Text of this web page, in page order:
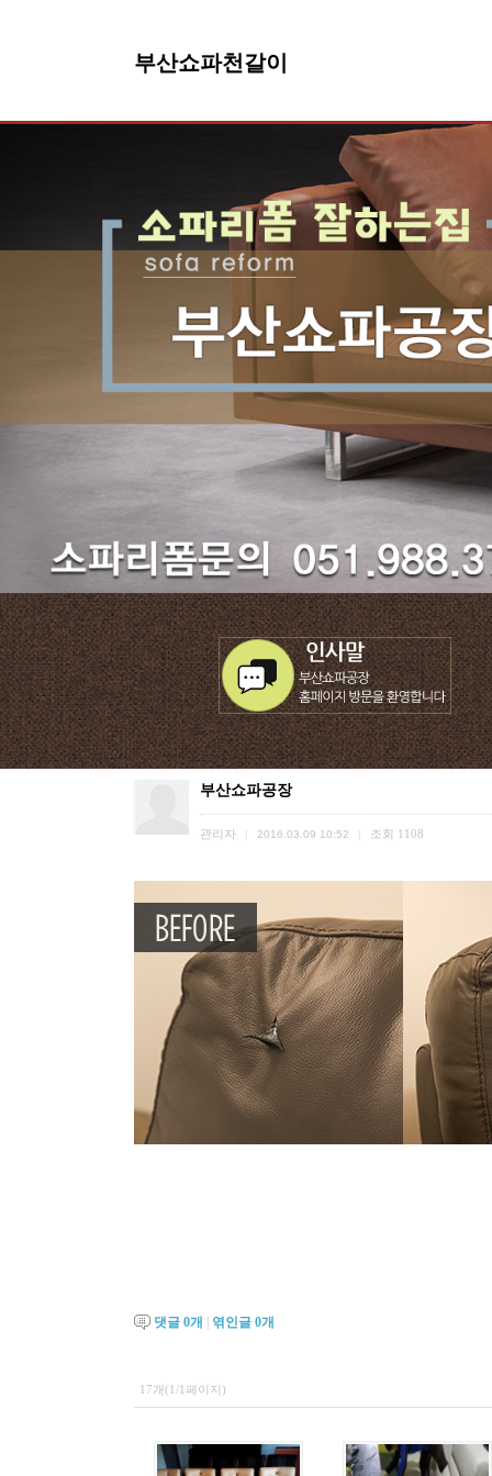
부산쇼파천갈이
부산쇼파공장
관리자 2016.03.09 10:52 조회 1108
댓글 0개 | 엮인글 0개
17개(1/1페이지)